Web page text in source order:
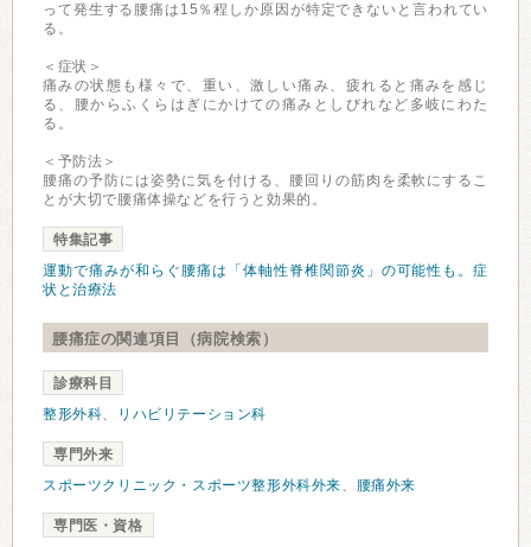
って発生する腰痛は15％程しか原因が特定できないと言われてい
る。
＜症状＞
痛みの状態も様々で、重い、激しい痛み、疲れると痛みを感じ
る、腰からふくらはぎにかけての痛みとしびれなど多岐にわた
る。
＜予防法＞
腰痛の予防には姿勢に気を付ける、腰回りの筋肉を柔軟にするこ
とが大切で腰痛体操などを行うと効果的。
特集記事
運動で痛みが和らぐ腰痛は「体軸性脊椎関節炎」の可能性も。症
状と治療法
腰痛症の関連項目（病院検索）
診療科目
整形外科、 リハビリテーション科
専門外来
スポーツクリニック・スポーツ整形外科外来、 腰痛外来
専門医・資格